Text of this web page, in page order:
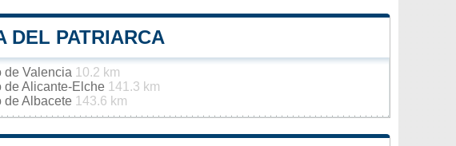
DEL PATRIARCA
de Valencia 10.2 km
de Alicante-Elche 141.3 km
de Albacete 143.6 km